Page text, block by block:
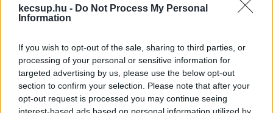
kecsup.hu - Do Not Process My Personal
Information
If you wish to opt-out of the sale, sharing to third parties, or
processing of your personal or sensitive information for
targeted advertising by us, please use the below opt-out
section to confirm your selection. Please note that after your
opt-out request is processed you may continue seeing
interest-based ads based on personal information utilized by
hogy ami egyszer összejött, az nem biztos, hogy
úgy alakulnak megint. A nyertes választás után
csavartak egyet a választási törvényen.
Eltörölték a kétfordulós választási rendszert.
Addig az úgy működött, hogy ahol az induló